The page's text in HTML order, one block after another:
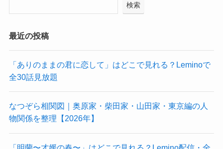
検索
最近の投稿
「ありのままの君に恋して」はどこで見れる？Leminoで
全30話見放題
なつぞら相関図｜奥原家・柴田家・山田家・東京編の人
物関係を整理【2026年】